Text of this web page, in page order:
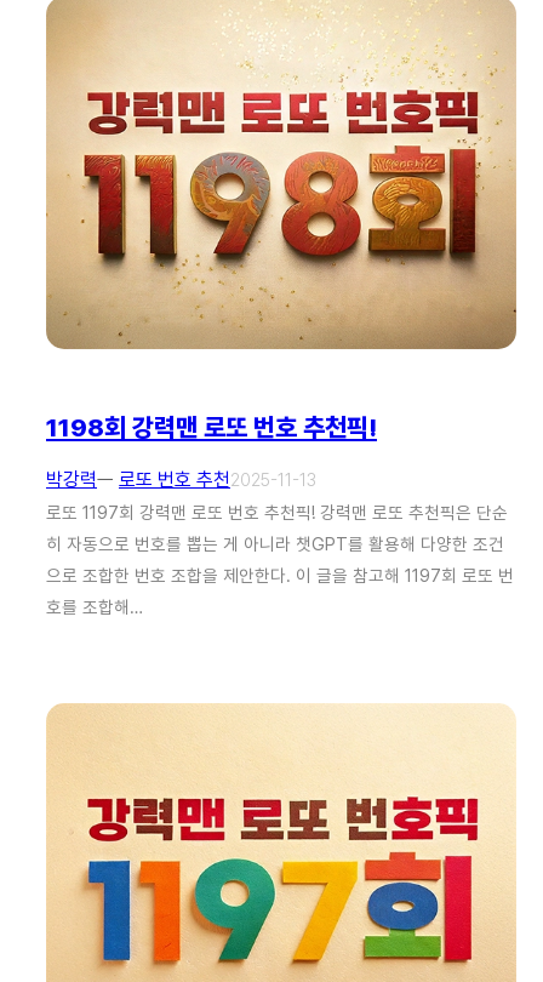
1198회 강력맨 로또 번호 추천픽!
박강력ㅡ 로또 번호 추천2025-11-13
로또 1197회 강력맨 로또 번호 추천픽! 강력맨 로또 추천픽은 단순
히 자동으로 번호를 뽑는 게 아니라 챗GPT를 활용해 다양한 조건
으로 조합한 번호 조합을 제안한다. 이 글을 참고해 1197회 로또 번
호를 조합해…